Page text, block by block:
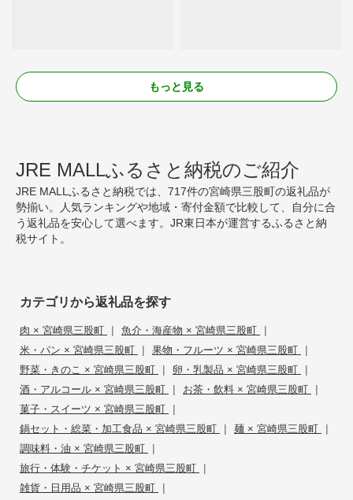
もっと見る
JRE MALLふるさと納税のご紹介
JRE MALLふるさと納税では、717件の宮崎県三股町の返礼品が
勢揃い。人気ランキングや地域・寄付金額で比較して、自分に合
う返礼品を安心して選べます。JR東日本が運営するふるさと納
税サイト。
カテゴリから返礼品を探す
肉 × 宮崎県三股町 | 魚介・海産物 × 宮崎県三股町 |
米・パン × 宮崎県三股町 | 果物・フルーツ × 宮崎県三股町 |
野菜・きのこ × 宮崎県三股町 | 卵・乳製品 × 宮崎県三股町 |
酒・アルコール × 宮崎県三股町 | お茶・飲料 × 宮崎県三股町 |
菓子・スイーツ × 宮崎県三股町 |
鍋セット・総菜・加工食品 × 宮崎県三股町 | 麺 × 宮崎県三股町 |
調味料・油 × 宮崎県三股町 |
旅行・体験・チケット × 宮崎県三股町 |
雑貨・日用品 × 宮崎県三股町 |